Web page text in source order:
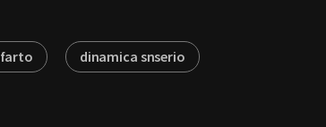
dinamica snserio